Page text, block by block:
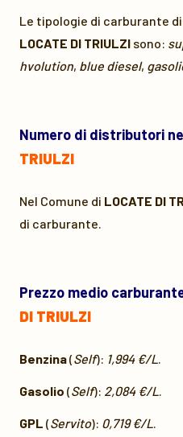
Le tipologie di carburante
LOCATE DI TRIULZI sono:
hvolution, blue diesel,
Numero di distributori
TRIULZI
Nel Comune di LOCATE DI
di carburante.
Prezzo medio
DI TRIULZI
Benzina(Self): 1,994 €/L.
Gasolio (Self): 2,084 €/L.
GPL (Servito): 0,719 €/L.